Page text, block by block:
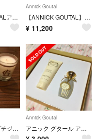
✤ANNICK GOUTALアニックグタール✤オーダドリアン100㎖
Annick Goutal
【ANNICK GOUTAL】グタール シャ ペルシェ
¥ 11,200
(Laetitia様専用)プチジェリー アロマ キャンドル 35g
Annick Goutal
アニック グタール アン マタン ドラージュ ANNICK GOUTAL